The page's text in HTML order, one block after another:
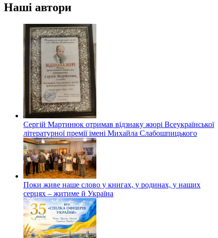
Наші автори
Сергій Мартинюк отримав відзнаку жюрі Всеукраїнської
літературної премії імені Михайла Слабошпицького
Поки живе наше слово у книгах, у родинах, у наших
серцях – житиме й Україна